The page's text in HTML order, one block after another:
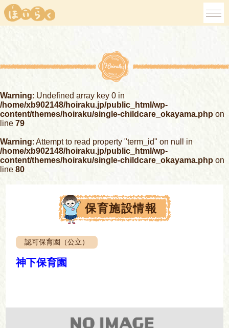
Warning: Undefined array key 0 in
/home/xb902148/hoiraku.jp/public_html/wp-
content/themes/hoiraku/single-childcare_okayama.php on
line 79
Warning: Attempt to read property "term_id" on null in
/home/xb902148/hoiraku.jp/public_html/wp-
content/themes/hoiraku/single-childcare_okayama.php on
line 80
保育施設情報
神下保育園
認可保育園（公立）